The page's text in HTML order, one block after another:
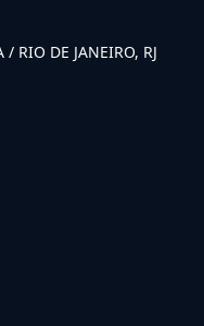
RIO DE JANEIRO, RJ